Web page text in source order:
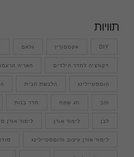
תוויות
DIY אקססוריז גלאם
דקורציה לחדר הילדים האריה
הוםסטיילינג הלבשת הבית
זהב חג שמח חדר בנות
לבן לימור אורן לימור אורן
לימור אורן עיצוב והוםסטיילינג